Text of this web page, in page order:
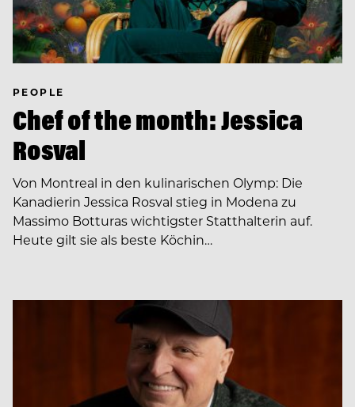
PEOPLE
Chef of the month: Jessica
Rosval
Von Montreal in den kulinarischen Olymp: Die
Kanadierin Jessica Rosval stieg in Modena zu
Massimo Botturas wichtigster Statthalterin auf.
Heute gilt sie als beste Köchin…